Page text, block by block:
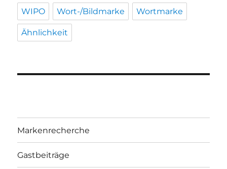
WIPO Wort-/Bildmarke Wortmarke
Ähnlichkeit
Markenrecherche
Gastbeiträge